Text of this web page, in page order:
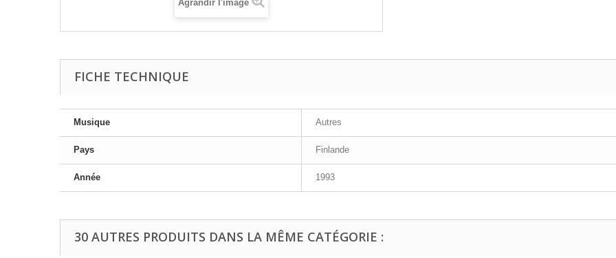
Agrandir l'image
FICHE TECHNIQUE
Musique Autres
Pays Finlande
Année 1993
30 AUTRES PRODUITS DANS LA MÊME CATÉGORIE :